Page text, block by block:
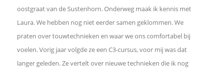
oostgraat van de Sustenhorn. Onderweg maak ik kennis met
Laura. We hebben nog niet eerder samen geklommen. We
praten over touwtechnieken en waar we ons comfortabel bij
voelen. Vorig jaar volgde ze een C3-cursus, voor mij was dat
langer geleden. Ze vertelt over nieuwe technieken die ik nog